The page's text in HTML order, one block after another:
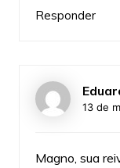
Responder
13 de
Magno, sua